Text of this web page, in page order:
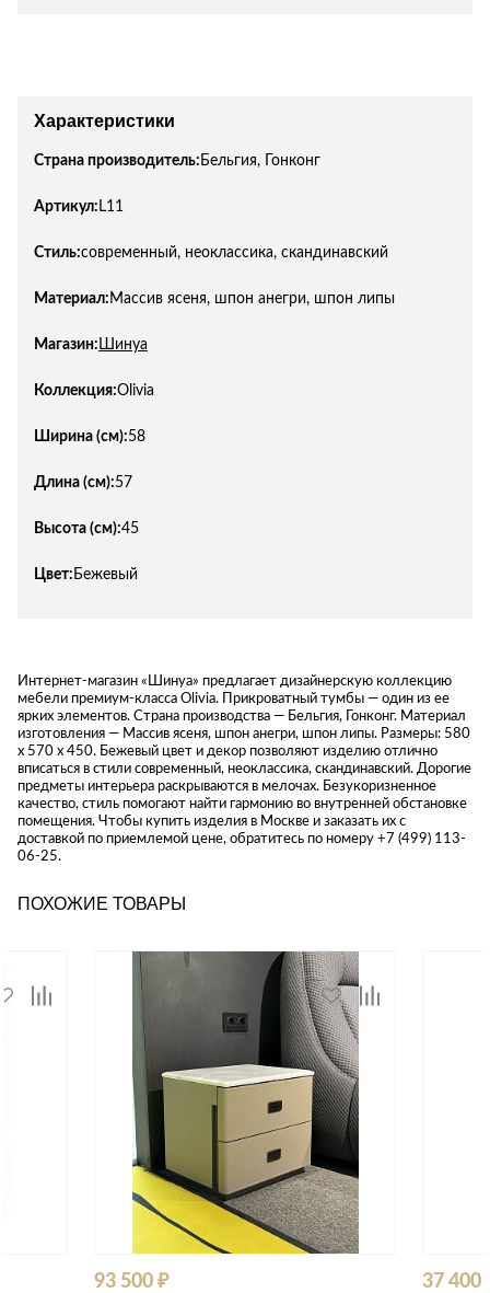
Характеристики
Страна производитель: Бельгия, Гонконг
Артикул: L11
Стиль:современный, неоклассика, скандинавский
Материал: Массив ясеня, шпон анегри, шпон липы
Магазин: Шинуа
Коллекция:Olivia
Ширина (см):58
Длина (см):57
Высота (см):45
Цвет: Бежевый
Интернет-магазин «Шинуа» предлагает дизайнерскую коллекцию
мебели премиум-класса Olivia. Прикроватный тумбы — один из ее
ярких элементов. Страна производства — Бельгия, Гонконг. Материал
изготовления — Массив ясеня, шпон анегри, шпон липы. Размеры: 580
x 570 x 450. Бежевый цвет и декор позволяют изделию отлично
вписаться в стили современный, неоклассика, скандинавский. Дорогие
предметы интерьера раскрываются в мелочах. Безукоризненное
качество, стиль помогают найти гармонию во внутренней обстановке
помещения. Чтобы купить изделия в Москве и заказать их с
доставкой по приемлемой цене, обратитесь по номеру +7 (499) 113-
06-25.
ПОХОЖИЕ ТОВАРЫ
93 500 ₽ 37 400